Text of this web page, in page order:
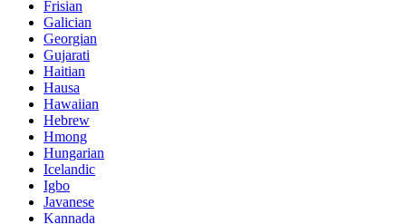
Frisian
Galician
Georgian
Gujarati
Haitian
Hausa
Hawaiian
Hebrew
Hmong
Hungarian
Icelandic
Igbo
Javanese
Kannada